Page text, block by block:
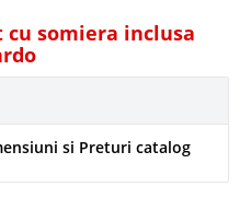
somiera inclusa
si Preturi catalog